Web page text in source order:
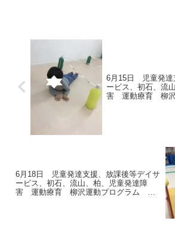
6月15日 児童発達
ービス、初石、流
害 運動療育 柳
6月18日 児童発達支援、放課後等デイサ
ービス、初石、流山、柏、児童発達障
害 運動療育 柳沢運動プログラム こ